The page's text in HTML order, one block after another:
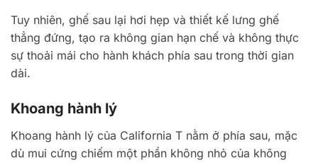
Tuy nhiên, ghế sau lại hơi hẹp và thiết kế lưng ghế
thẳng đứng, tạo ra không gian hạn chế và không thực
sự thoải mái cho hành khách phía sau trong thời gian
dài.
Khoang hành lý
Khoang hành lý của California T nằm ở phía sau, mặc
dù mui cứng chiếm một phần không nhỏ của không